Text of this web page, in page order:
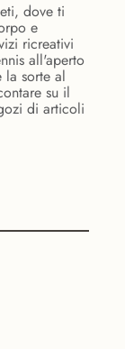
dove ti
e
ricreativi
all'aperto
la sorte al
su il
di articoli